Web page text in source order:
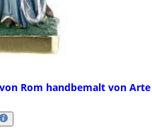
Rom handbemalt von Arte